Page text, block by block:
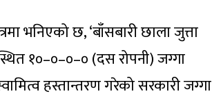
भनिएको छ, ‘बाँसबारी छाला जुत्ता
१०–०–०–० (दस रोपनी) जग्गा
हस्तान्तरण गरेको सरकारी जग्गा